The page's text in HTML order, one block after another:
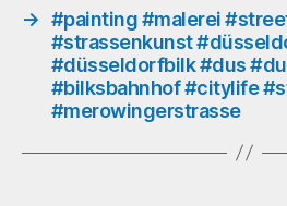
→ #painting #malerei
#strassenkunst
#düsseldorfbilk #dus
#bilksbahnhof #citylife
#merowingerstrasse